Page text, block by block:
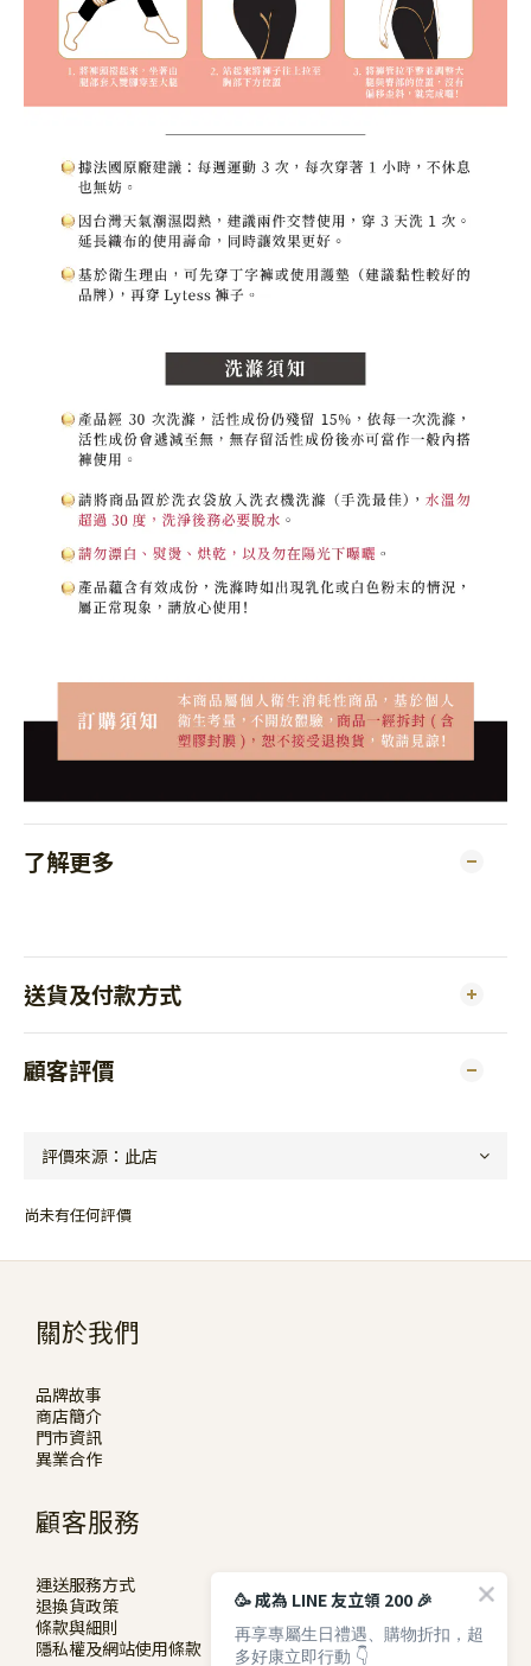
了解更多
送貨及付款方式
顧客評價
尚未有任何評價
關於我們
品牌故事
商店簡介
門市資訊
異業合作
顧客服務
運送服務方式
退換貨政策
條款與細則
隱私權及網站使用條款
🥳 成為 LINE 友立領 200 🎉
再享專屬生日禮遇、購物折扣，超
多好康立即行動 👇